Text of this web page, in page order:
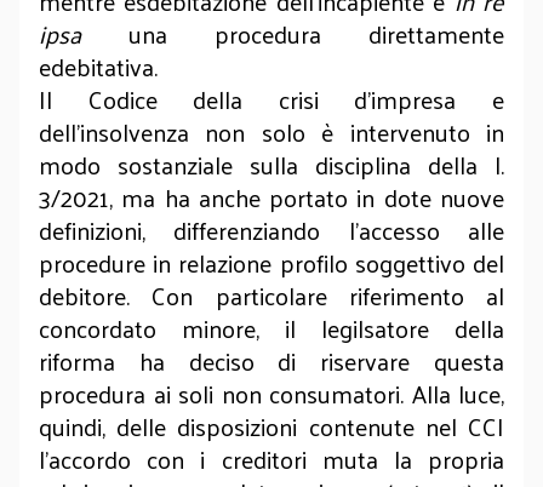
ipsauna procedura direttamente
edebitativa.
Il Codice della crisi d’impresa e
dell’insolvenza non solo è intervenuto in
modo sostanziale sulla disciplina della l.
3/2021, ma ha anche portato in dote nuove
definizioni, differenziando l’accesso alle
procedure in relazione profilo soggettivo del
debitore. Con particolare riferimento al
concordato minore, il legilsatore della
riforma ha deciso di riservare questa
procedura ai soli non consumatori. Alla luce,
quindi, delle disposizioni contenute nel CCI
l’accordo con i creditori muta la propria